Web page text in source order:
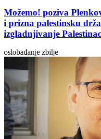
Možemo! poziva
i prizna palestinsku
izgladnjivanje
oslobađanje zbilje